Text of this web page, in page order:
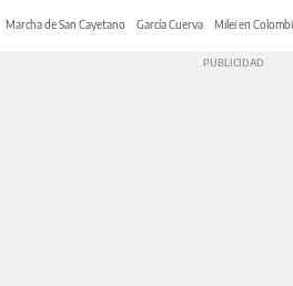
Marcha de San Cayetano García Cuerva Milei en